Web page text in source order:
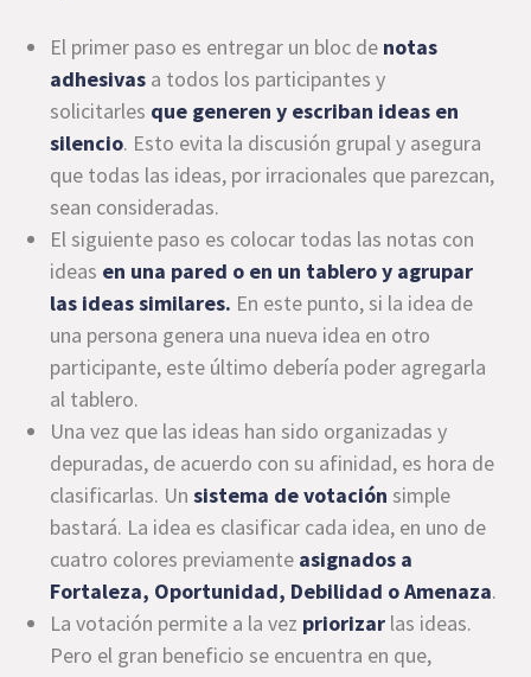
El primer paso es entregar un bloc de notas
adhesivas a todos los participantes y
solicitarles que generen y escriban ideas en
silencio. Esto evita la discusión grupal y asegura
que todas las ideas, por irracionales que parezcan,
sean consideradas.
El siguiente paso es colocar todas las notas con
ideas en una pared o en un tablero y agrupar
las ideas similares. En este punto, si la idea de
una persona genera una nueva idea en otro
participante, este último debería poder agregarla
al tablero.
Una vez que las ideas han sido organizadas y
depuradas, de acuerdo con su afinidad, es hora de
clasificarlas. Unsistema de votación simple
bastará. La idea es clasificar cada idea, en uno de
cuatro colores previamente asignados a
Fortaleza, Oportunidad, Debilidad o Amenaza.
La votación permite a la vez priorizar las ideas.
Pero el gran beneficio se encuentra en que,